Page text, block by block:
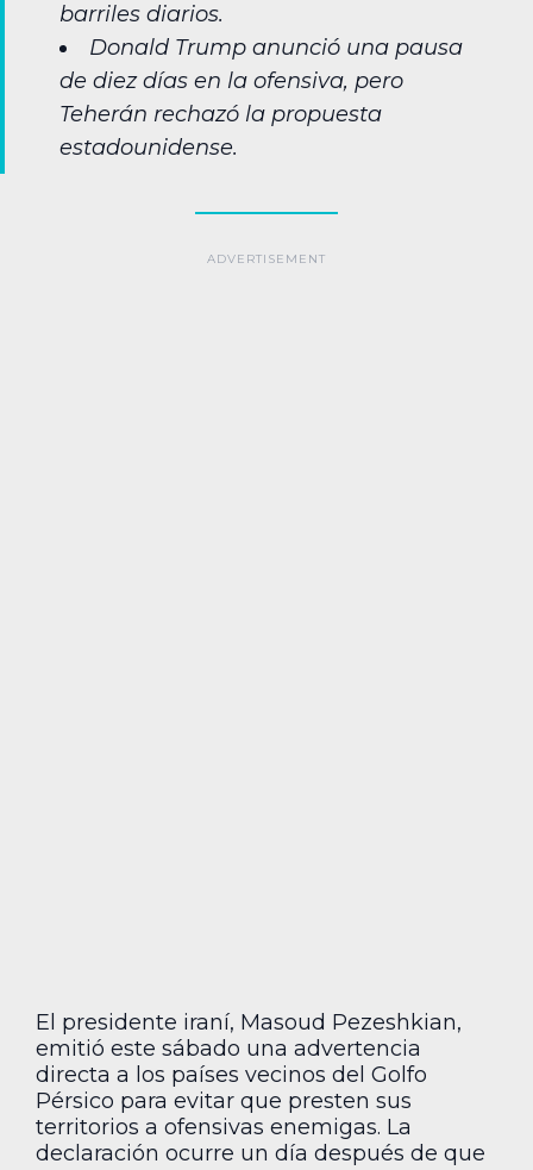
barriles diarios.
Donald Trump anunció una pausa
de diez días en la ofensiva, pero
Teherán rechazó la propuesta
estadounidense.
El presidente iraní, Masoud Pezeshkian,
emitió este sábado una advertencia
directa a los países vecinos del Golfo
Pérsico para evitar que presten sus
territorios a ofensivas enemigas. La
declaración ocurre un día después de que